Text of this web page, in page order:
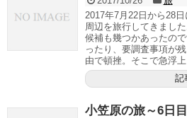
2017年7月22日から28
周辺を旅行してきまし
候補も幾つかあったの
ったり、要調査事項が
由で頓挫。そこで急浮
記
小笠原の旅～6日